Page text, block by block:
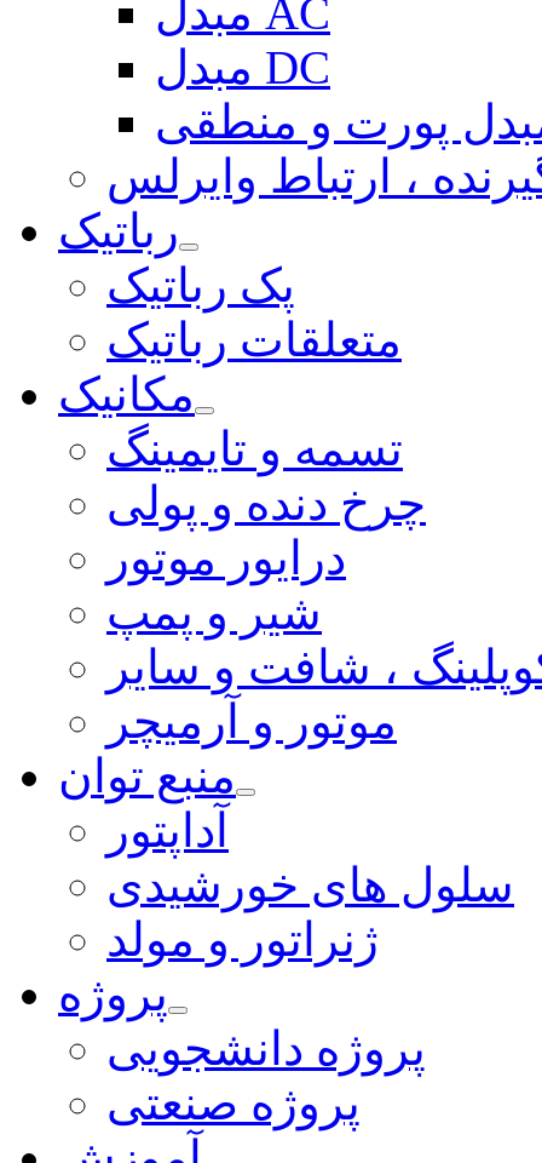
مبدل AC
مبدل DC
پورت و منطقی
، ارتباط وایرلس
رباتیک
پک رباتیک
متعلقات رباتیک
مکانیک
تسمه و تایمینگ
چرخ دنده و پولی
درایور موتور
شیر و پمپ
، شافت و سایر
موتور و آرمیچر
منبع توان
آداپتور
سلول های خورشیدی
ژنراتور و مولد
پروژه
پروژه دانشجویی
پروژه صنعتی